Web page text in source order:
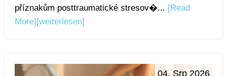
příznakům posttraumatické stresov�... [Read
More] [weiterlesen]
04. Srp 2026